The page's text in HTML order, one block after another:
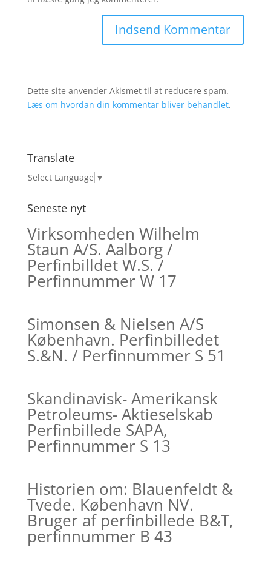
Dette site anvender Akismet til at reducere spam.
Læs om hvordan din kommentar bliver behandlet.
Translate
Select Language ▼
Seneste nyt
Virksomheden Wilhelm
Staun A/S. Aalborg /
Perfinbilldet W.S. /
Perfinnummer W 17
Simonsen & Nielsen A/S
København. Perfinbilledet
S.&N. / Perfinnummer S 51
Skandinavisk- Amerikansk
Petroleums- Aktieselskab
Perfinbillede SAPA,
Perfinnummer S 13
Historien om: Blauenfeldt &
Tvede. København NV.
Bruger af perfinbillede B&T,
perfinnummer B 43